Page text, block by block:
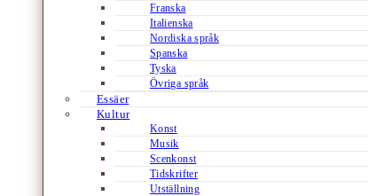
Franska
Italienska
Nordiska språk
Spanska
Tyska
Övriga språk
Essäer
Kultur
Konst
Musik
Scenkonst
Tidskrifter
Utställning